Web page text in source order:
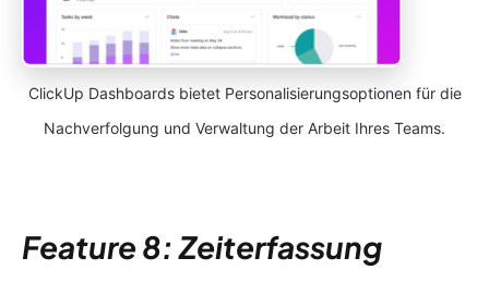
ClickUp Dashboards bietet Personalisierungsoptionen für die
Nachverfolgung und Verwaltung der Arbeit Ihres Teams.
Feature 8: Zeiterfassung